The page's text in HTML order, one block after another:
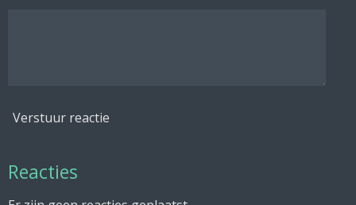
Verstuur reactie
Reacties